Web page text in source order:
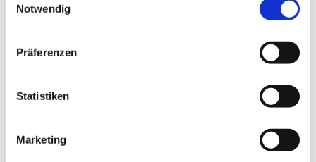
Notwendig
Präferenzen
Statistiken
Marketing